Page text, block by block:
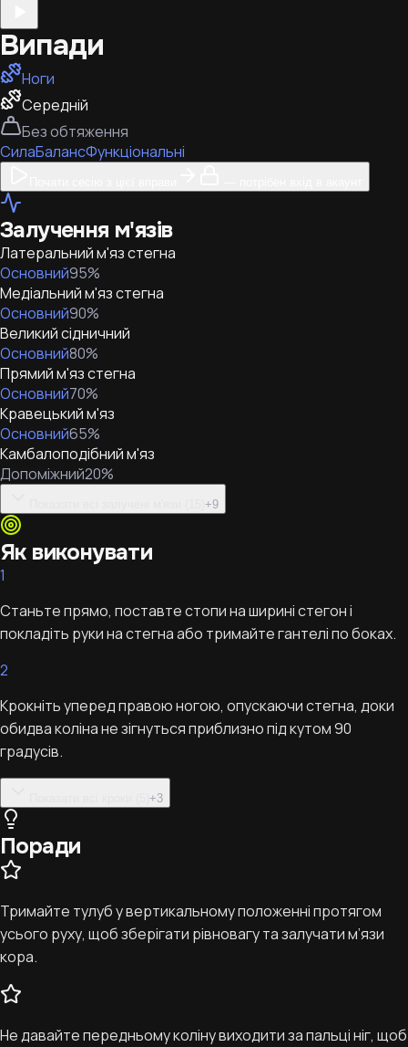
Випади
Ноги
Середній
Без обтяження
СилаБалансФункціональні
Залучення м'язів
Латеральний м'яз стегна
Основний95%
Медіальний м'яз стегна
Основний90%
Великий сідничний
Основний80%
Прямий м'яз стегна
Основний70%
Кравецький м'яз
Основний65%
Камбалоподібний м'яз
Допоміжний20%
+9
Як виконувати
1
Станьте прямо, поставте стопи на ширині стегон і
покладіть руки на стегна або тримайте гантелі по боках.
2
Крокніть уперед правою ногою, опускаючи стегна, доки
обидва коліна не зігнуться приблизно під кутом 90
градусів.
+3
Поради
Тримайте тулуб у вертикальному положенні протягом
усього руху, щоб зберігати рівновагу та залучати м’язи
кора.
Не давайте передньому коліну виходити за пальці ніг, щоб